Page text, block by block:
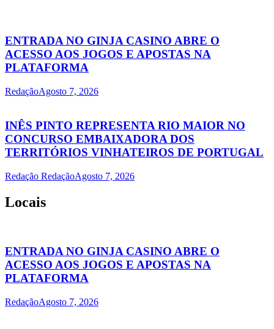
ENTRADA NO GINJA CASINO ABRE O
ACESSO AOS JOGOS E APOSTAS NA
PLATAFORMA
RedaçãoAgosto 7, 2026
INÊS PINTO REPRESENTA RIO MAIOR NO
CONCURSO EMBAIXADORA DOS
TERRITÓRIOS VINHATEIROS DE PORTUGAL
Redação RedaçãoAgosto 7, 2026
Locais
ENTRADA NO GINJA CASINO ABRE O
ACESSO AOS JOGOS E APOSTAS NA
PLATAFORMA
RedaçãoAgosto 7, 2026